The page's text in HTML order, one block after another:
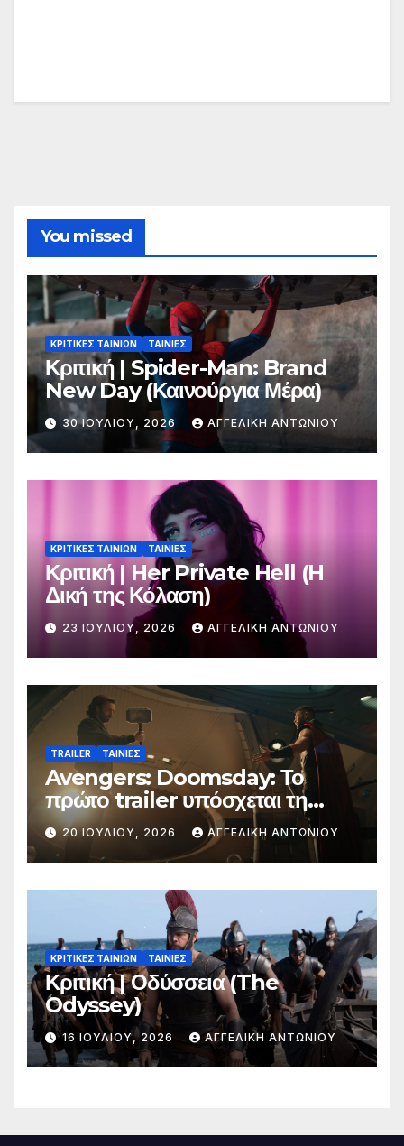
You missed
ΚΡΙΤΙΚΕΣ ΤΑΙΝΙΩΝ ΤΑΙΝΙΕΣ
Κριτική | Spider-Man: Brand
New Day (Καινούργια Μέρα)
30 ΙΟΥΛΊΟΥ, 2026 ΑΓΓΕΛΙΚΉ ΑΝΤΩΝΊΟΥ
ΚΡΙΤΙΚΕΣ ΤΑΙΝΙΩΝ ΤΑΙΝΙΕΣ
Κριτική | Her Private Hell (H
Δική της Κόλαση)
23 ΙΟΥΛΊΟΥ, 2026 ΑΓΓΕΛΙΚΉ ΑΝΤΩΝΊΟΥ
TRAILER ΤΑΙΝΙΕΣ
Avengers: Doomsday: Το
πρώτο trailer υπόσχεται τη
μεγαλύτερη μάχη στην ιστορία
της Marvel
20 ΙΟΥΛΊΟΥ, 2026 ΑΓΓΕΛΙΚΉ ΑΝΤΩΝΊΟΥ
ΚΡΙΤΙΚΕΣ ΤΑΙΝΙΩΝ ΤΑΙΝΙΕΣ
Κριτική | Οδύσσεια (The
Odyssey)
16 ΙΟΥΛΊΟΥ, 2026 ΑΓΓΕΛΙΚΉ ΑΝΤΩΝΊΟΥ